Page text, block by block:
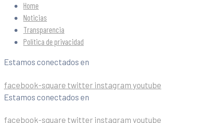
Home
Noticias
Transparencia
Política de privacidad
Estamos conectados en
facebook-square twitter instagram youtube
Estamos conectados en
facebook-square twitter instagram youtube